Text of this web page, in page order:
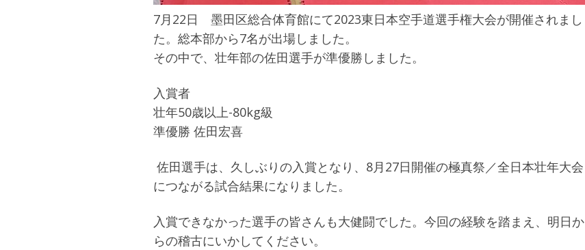
7月22日 墨田区総合体育館にて2023東日本空手道選手権大会が開催されまし
た。総本部から7名が出場しました。
その中で、壮年部の佐田選手が準優勝しました。
入賞者
壮年50歳以上-80kg級
準優勝 佐田宏喜
佐田選手は、久しぶりの入賞となり、8月27日開催の極真祭／全日本壮年大会
につながる試合結果になりました。
入賞できなかった選手の皆さんも大健闘でした。今回の経験を踏まえ、明日か
らの稽古にいかしてください。